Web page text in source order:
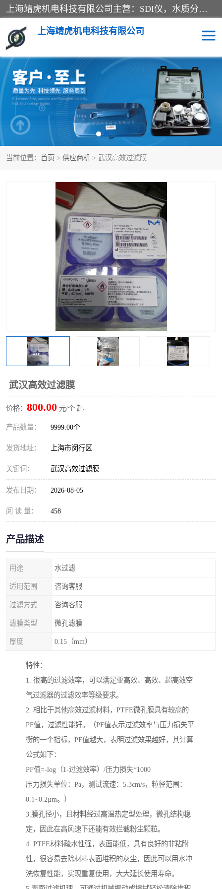
上海靖虎机电科技有限公司主营：SDI仪，水质分析仪，水质检测仪产品；上海靖虎机电科技有限公司在专业制造和研发等方面的强大的平台优势，利用自身在自动化仪表、自控系统及环保监测仪器的专长，以优良的技术，优越的产品质量和良好的服务质量与广大客户真诚合作。
上海靖虎机电科技有限公司
当前位置： 首页 > 供应商机 > 武汉高效过滤膜
武汉高效过滤膜
价格： 800.00 元/个 起
产品数量： 9999.00个
发货地址： 上海市闵行区
关键词： 武汉高效过滤膜
发布日期： 2026-08-05
阅 读 量： 458
产品描述
用途 水过滤
适用范围 咨询客服
过滤方式 咨询客服
滤膜类型 微孔滤膜
厚度 0.15（mm）
特性：
1. 很高的过滤效率，可以满足亚高效、高效、超高效空
气过滤器的过滤效率等级要求。
2. 相比于其他高效过滤材料，PTFE微孔膜具有较高的
PF值，过滤性能好。（PF值表示过滤效率与压力损失平
衡的一个指标，PF值越大，表明过滤效果越好，其计算
公式如下：
PF值=-log（1-过滤效率）/压力损失*1000
压力损失单位：Pa，测试流速：5.3cm/s，粒径范围：
0.1~0.2µm。）
3.膜孔径小，且材料经过高温热定型处理，微孔结构稳
定，因此在高风速下还能有效拦截粉尘颗粒。
4. PTFE材料疏水性强，表面能低，具有良好的非粘附
性，很容易去除材料表面堆积的灰尘，因此可以用水冲
洗恢复性能，实现重复使用，大大延长使用寿命。
SDI仪 过滤膜过滤纸
PH电导测试笔 水质分析仪
水质检测仪 电导测试笔
PH电导测试仪